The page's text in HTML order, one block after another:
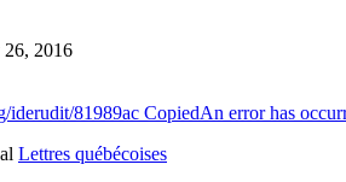
2016
iderudit/81989ac CopiedAn error has
Lettres québécoises